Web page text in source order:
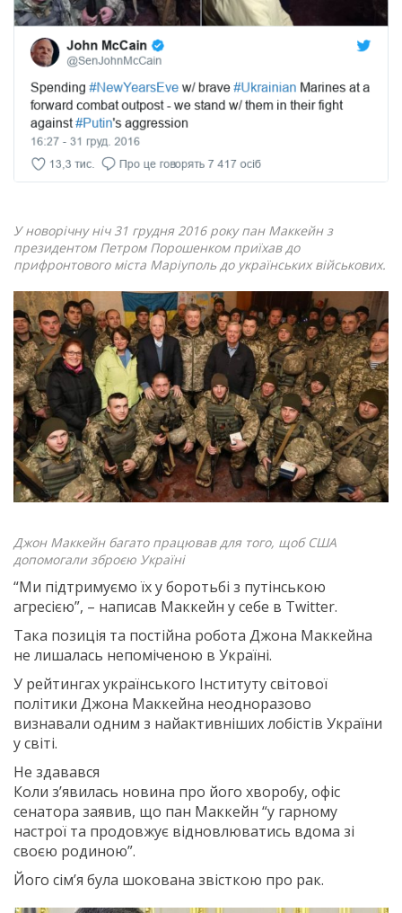
У новорічну ніч 31 грудня 2016 року пан Маккейн з
президентом Петром Порошенком приїхав до
прифронтового міста Маріуполь до українських військових.
Джон Маккейн багато працював для того, щоб США
допомогали зброєю Україні
“Ми підтримуємо їх у боротьбі з путінською
агресією”, – написав Маккейн у себе в Twitter.
Така позиція та постійна робота Джона Маккейна
не лишалась непоміченою в Україні.
У рейтингах українського Інституту світової
політики Джона Маккейна неодноразово
визнавали одним з найактивніших лобістів України
у світі.
Не здавався
Коли з’явилась новина про його хворобу, офіс
сенатора заявив, що пан Маккейн “у гарному
настрої та продовжує відновлюватись вдома зі
своєю родиною”.
Його сім’я була шокована звісткою про рак.